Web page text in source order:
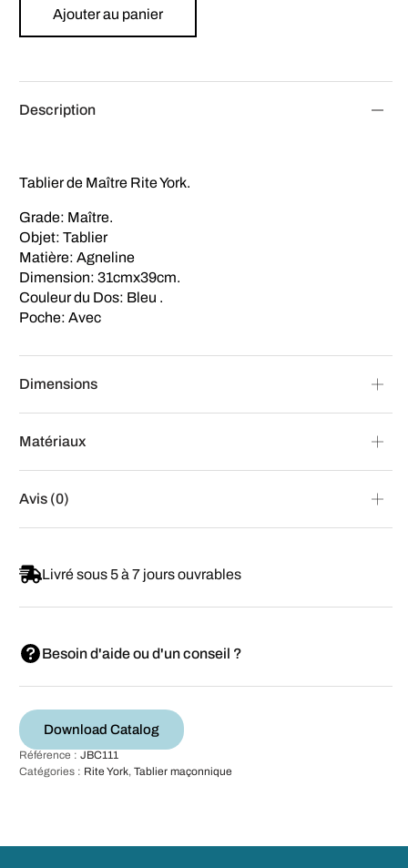
Ajouter au panier
Description
Tablier de Maître Rite York.
Grade: Maître.
Objet: Tablier
Matière: Agneline
Dimension: 31cmx39cm.
Couleur du Dos: Bleu .
Poche: Avec
Dimensions
Matériaux
Avis (0)
Livré sous 5 à 7 jours ouvrables
Besoin d'aide ou d'un conseil ?
Download Catalog
Référence : JBC111
Catégories : Rite York, Tablier maçonnique